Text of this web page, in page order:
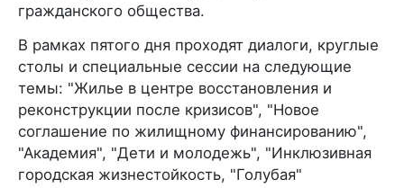
гражданского общества.
В рамках пятого дня проходят диалоги, круглые
столы и специальные сессии на следующие
темы: "Жилье в центре восстановления и
реконструкции после кризисов", "Новое
соглашение по жилищному финансированию",
"Академия", "Дети и молодежь", "Инклюзивная
городская жизнестойкость, "Голубая"